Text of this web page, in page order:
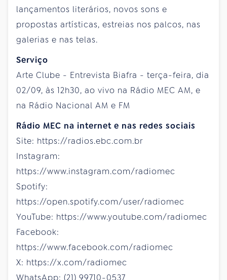
lançamentos literários, novos sons e
propostas artísticas, estreias nos palcos, nas
galerias e nas telas.
Serviço
Arte Clube - Entrevista Biafra - terça-feira, dia
02/09, às 12h30, ao vivo na Rádio MEC AM, e
na Rádio Nacional AM e FM
Rádio MEC na internet e nas redes sociais
Site: https://radios.ebc.com.br
Instagram:
https://www.instagram.com/radiomec
Spotify:
https://open.spotify.com/user/radiomec
YouTube: https://www.youtube.com/radiomec
Facebook:
https://www.facebook.com/radiomec
X: https://x.com/radiomec
WhatsApp: (21) 99710-0537